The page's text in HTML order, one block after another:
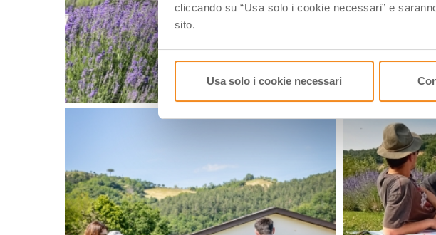
cliccando su “Usa solo i cookie necessari” e
sito.
Usa solo i cookie necessari